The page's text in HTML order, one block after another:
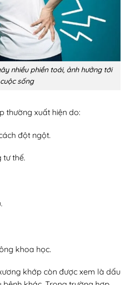
nhiều phiền toái, ảnh hưởng tới
cuộc sống
thường xuất hiện do:
đột ngột.
tư thế.
khoa học.
khớp còn được xem là dấu